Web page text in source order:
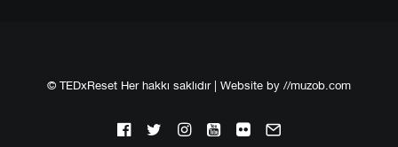
© TEDxReset Her hakkı saklıdır | Website by //muzob.com